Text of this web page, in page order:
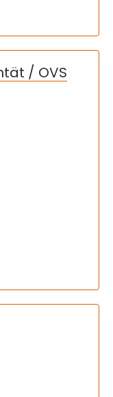
/ OVS